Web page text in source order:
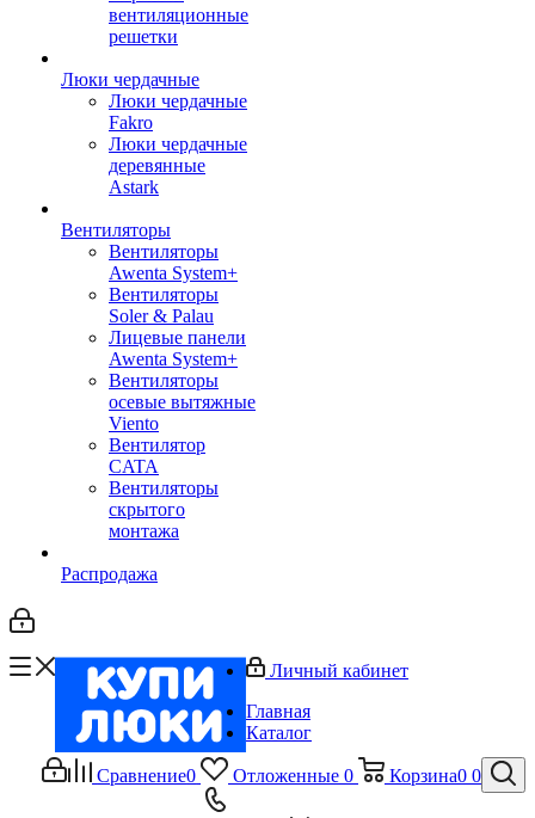
вентиляционные
решетки
Люки чердачные
Люки чердачные
Fakro
Люки чердачные
деревянные
Astark
Вентиляторы
Вентиляторы
Awenta System+
Вентиляторы
Soler & Palau
Лицевые панели
Awenta System+
Вентиляторы
осевые вытяжные
Viento
Вентилятор
CATA
Вентиляторы
скрытого
монтажа
Распродажа
Сравнение0 Отложенные 0 Корзина0 0
Личный кабинет
Главная
Каталог